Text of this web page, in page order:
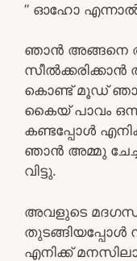
” ഓഹോ
ഞാൻ അങ്ങനെ
കൊണ്ട് മൂഡ്
കൈയ് പാവം
കണ്ടപ്പോൾ
ഞാൻ അമ്മു
വിട്ടു.
അവളുടെ
തുടങ്ങിയപ്പോൾ
എനിക്ക്